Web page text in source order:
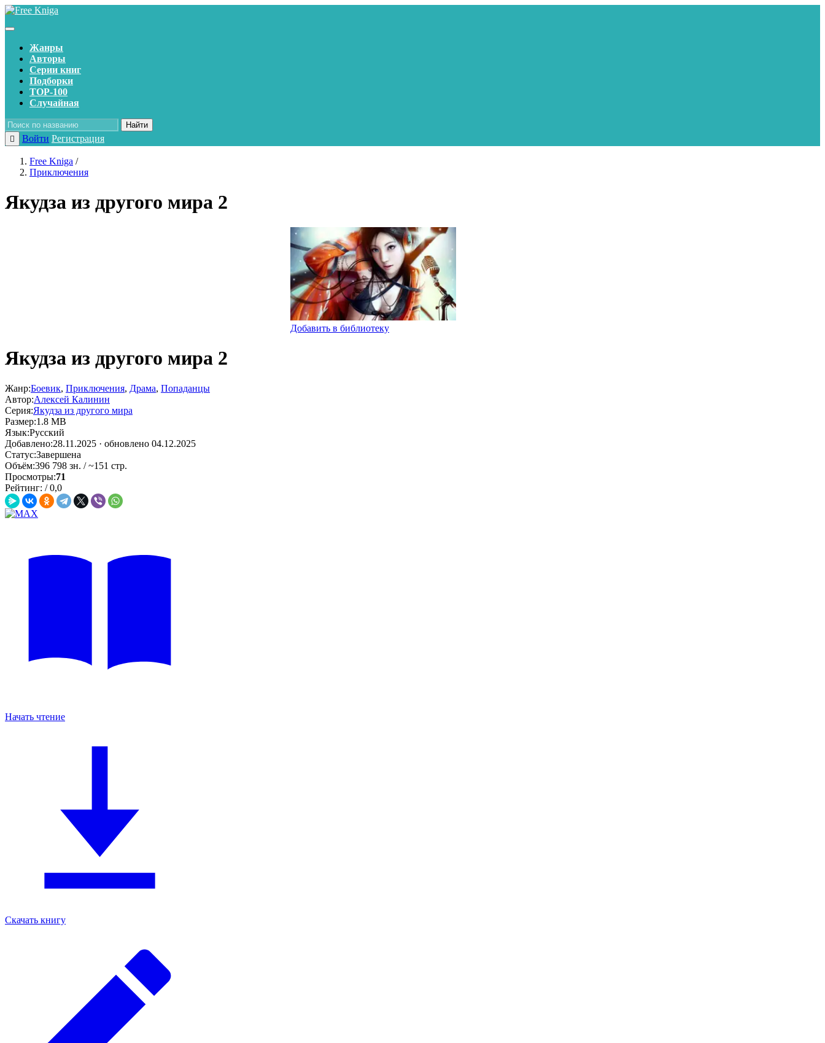
Жанры
Авторы
Серии книг
Подборки
TOP-100
Случайная
Найти
Войти Регистрация
Free Kniga /
Приключения
Якудза из другого мира 2
Добавить в библиотеку
Якудза из другого мира 2
Жанр:Боевик, Приключения, Драма, Попаданцы
Автор:Алексей Калинин
Серия:Якудза из другого мира
Размер:1.8 MB
Язык:Русский
Добавлено:28.11.2025 · обновлено 04.12.2025
Статус:Завершена
Объём:396 798 зн. / ~151 стр.
Просмотры:71
Рейтинг: / 0,0
Начать чтение
Скачать книгу